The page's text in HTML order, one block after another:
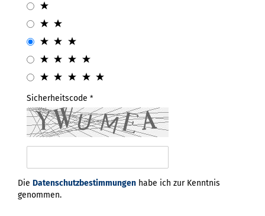
Sicherheitscode
Die Datenschutzbestimmungen habe ich zur Kenntnis
genommen.